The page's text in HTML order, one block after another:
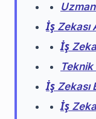
İş Zekası
İş
İş Zekası
İş